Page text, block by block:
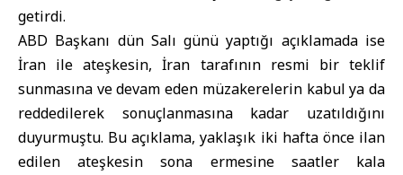
getirdi.
ABD Başkanı dün Salı günü yaptığı açıklamada ise
İran ile ateşkesin, İran tarafının resmi bir teklif
sunmasına ve devam eden müzakerelerin kabul ya da
reddedilerek sonuçlanmasına kadar uzatıldığını
duyurmuştu. Bu açıklama, yaklaşık iki hafta önce ilan
edilen ateşkesin sona ermesine saatler kala